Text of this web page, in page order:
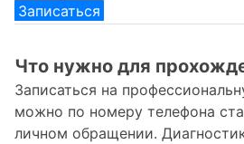
Записаться
Что нужно для
Записаться на
можно по номеру телефона
личном обращении.